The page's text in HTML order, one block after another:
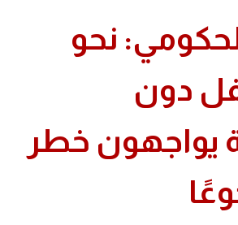
نحو
طفل دون
يواجهون خطر